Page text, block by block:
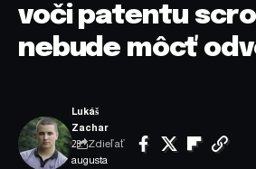
voči patentu
nebude môcť
23.
augusta
Lukáš
Zachar
Zdieľať